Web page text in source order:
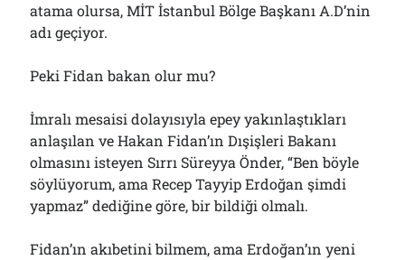
atama olursa, MİT İstanbul Bölge Başkanı A.D’nin
adı geçiyor.
Peki Fidan bakan olur mu?
İmralı mesaisi dolayısıyla epey yakınlaştıkları
anlaşılan ve Hakan Fidan’ın Dışişleri Bakanı
olmasını isteyen Sırrı Süreyya Önder, “Ben böyle
söylüyorum, ama Recep Tayyip Erdoğan şimdi
yapmaz” dediğine göre, bir bildiği olmalı.
Fidan’ın akıbetini bilmem, ama Erdoğan’ın yeni